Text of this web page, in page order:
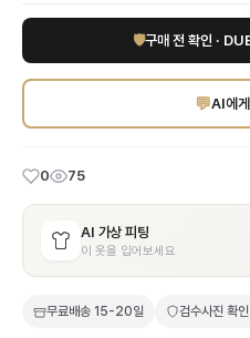
🛡구매 전 확인 ·
💬AI에게
0 75
AI 가상 피팅
이 옷을 입어보세요
무료배송 15-20일 검수사진 확